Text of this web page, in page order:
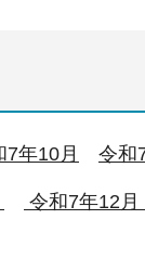
7年10月 令和
令和7年12月